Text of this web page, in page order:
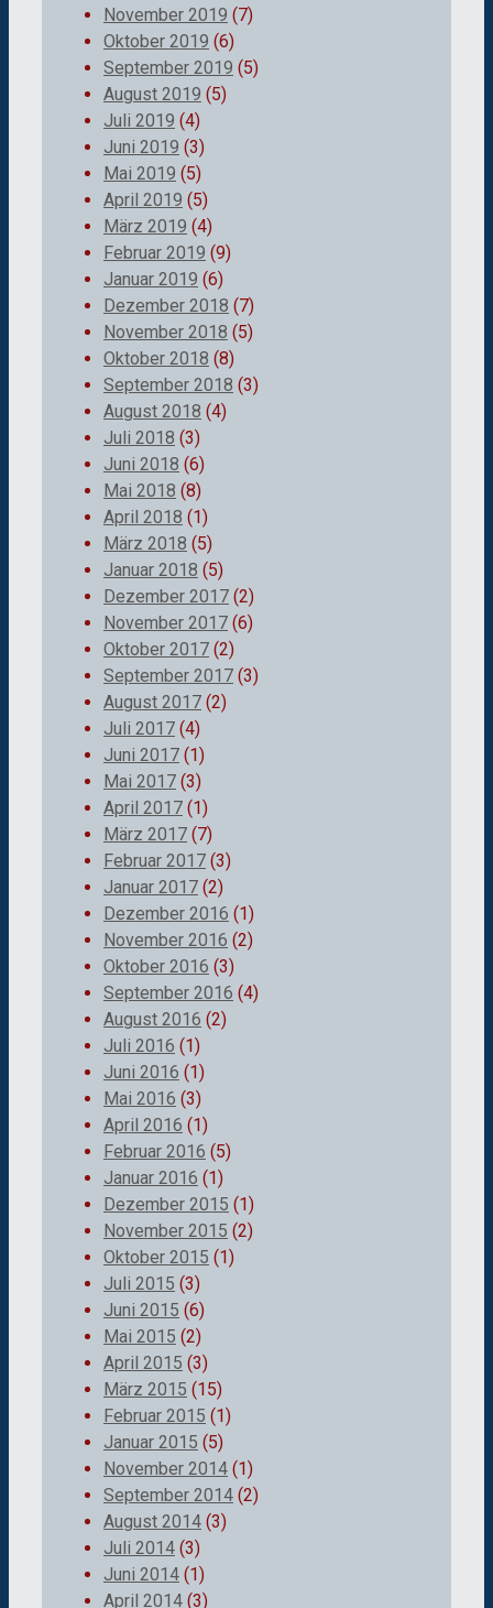
November 2019 (7)
Oktober 2019 (6)
September 2019 (5)
August 2019 (5)
Juli 2019 (4)
Juni 2019 (3)
Mai 2019 (5)
April 2019 (5)
März 2019 (4)
Februar 2019 (9)
Januar 2019 (6)
Dezember 2018 (7)
November 2018 (5)
Oktober 2018 (8)
September 2018 (3)
August 2018 (4)
Juli 2018 (3)
Juni 2018 (6)
Mai 2018 (8)
April 2018 (1)
März 2018 (5)
Januar 2018 (5)
Dezember 2017 (2)
November 2017 (6)
Oktober 2017 (2)
September 2017 (3)
August 2017 (2)
Juli 2017 (4)
Juni 2017 (1)
Mai 2017 (3)
April 2017 (1)
März 2017 (7)
Februar 2017 (3)
Januar 2017 (2)
Dezember 2016 (1)
November 2016 (2)
Oktober 2016 (3)
September 2016 (4)
August 2016 (2)
Juli 2016 (1)
Juni 2016 (1)
Mai 2016 (3)
April 2016 (1)
Februar 2016 (5)
Januar 2016 (1)
Dezember 2015 (1)
November 2015 (2)
Oktober 2015 (1)
Juli 2015 (3)
Juni 2015 (6)
Mai 2015 (2)
April 2015 (3)
März 2015 (15)
Februar 2015 (1)
Januar 2015 (5)
November 2014 (1)
September 2014 (2)
August 2014 (3)
Juli 2014 (3)
Juni 2014 (1)
April 2014 (3)